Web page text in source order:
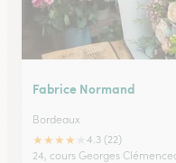
Fabrice Normand
Bordeaux
★★★★
4.3 (22)
24, cours Georges